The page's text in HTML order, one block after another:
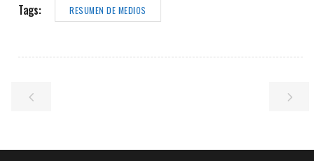
Tags: RESUMEN DE MEDIOS